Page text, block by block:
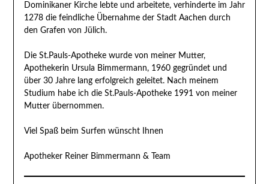
Dominikaner Kirche lebte und arbeitete, verhinderte im Jahr
1278 die feindliche Übernahme der Stadt Aachen durch
den Grafen von Jülich.
Die St.Pauls-Apotheke wurde von meiner Mutter,
Apothekerin Ursula Bimmermann, 1960 gegründet und
über 30 Jahre lang erfolgreich geleitet. Nach meinem
Studium habe ich die St.Pauls-Apotheke 1991 von meiner
Mutter übernommen.
Viel Spaß beim Surfen wünscht Ihnen
Apotheker Reiner Bimmermann & Team